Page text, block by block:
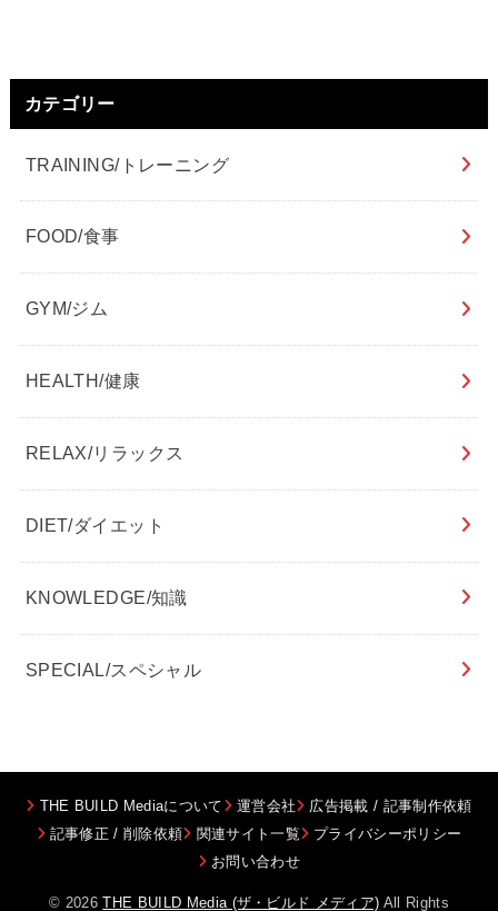
カテゴリー
TRAINING/トレーニング
FOOD/食事
GYM/ジム
HEALTH/健康
RELAX/リラックス
DIET/ダイエット
KNOWLEDGE/知識
SPECIAL/スペシャル
THE BUILD Mediaについて 運営会社
広告掲載 / 記事制作依頼
記事修正 / 削除依頼
関連サイト一覧
プライバシーポリシー
お問い合わせ
© 2026THE BUILD Media (ザ・ビルド メディア) All Rights